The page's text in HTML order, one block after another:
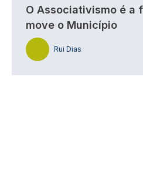
O Associativismo é a
move o Município
Rui Dias